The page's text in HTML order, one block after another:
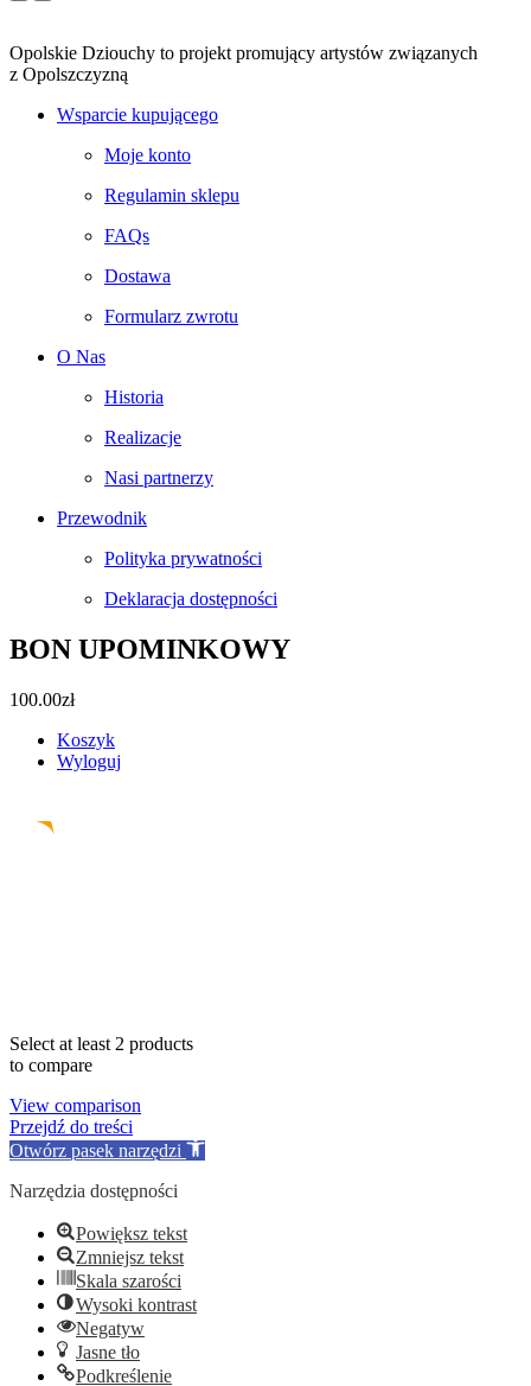
Opolskie Dziouchy to projekt promujący artystów związanych
z Opolszczyzną
Wsparcie kupującego
Moje konto
Regulamin sklepu
FAQs
Dostawa
Formularz zwrotu
O Nas
Historia
Realizacje
Nasi partnerzy
Przewodnik
Polityka prywatności
Deklaracja dostępności
BON UPOMINKOWY
100.00zł
Koszyk
Wyloguj
Select at least 2 products
to compare
View comparison
Przejdź do treści
Otwórz pasek narzędzi
Narzędzia dostępności
Powiększ tekst
Zmniejsz tekst
Skala szarości
Wysoki kontrast
Negatyw
Jasne tło
Podkreślenie